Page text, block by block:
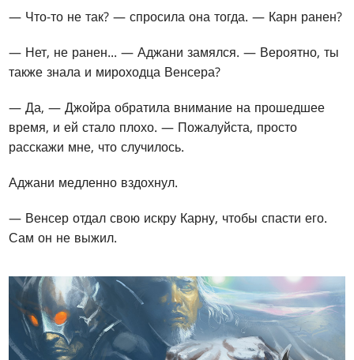
— Что-то не так? — спросила она тогда. — Карн ранен?
— Нет, не ранен... — Аджани замялся. — Вероятно, ты
также знала и мироходца Венсера?
— Да, — Джойра обратила внимание на прошедшее
время, и ей стало плохо. — Пожалуйста, просто
расскажи мне, что случилось.
Аджани медленно вздохнул.
— Венсер отдал свою искру Карну, чтобы спасти его.
Сам он не выжил.